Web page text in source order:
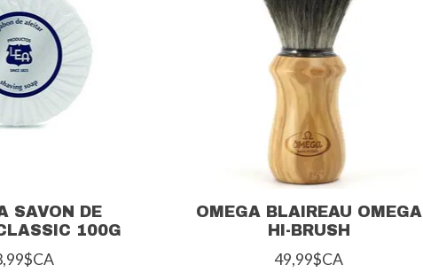
SAVON DE
100G
OMEGA BLAIREAU OMEGA
HI-BRUSH
49,99$CA